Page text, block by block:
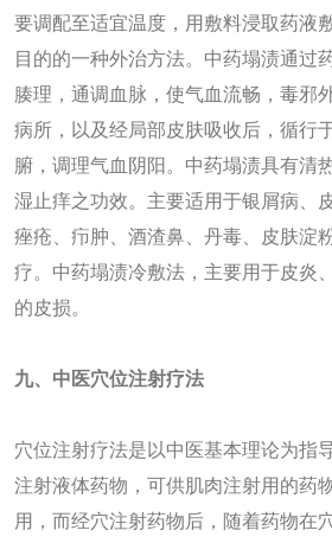
要调配至适宜温度，用敷料浸取药液
目的的一种外治方法。中药塌渍通过
腠理，通调血脉，使气血流畅，毒邪
病所，以及经局部皮肤吸收后，循行
腑，调理气血阴阳。中药塌渍具有清
湿止痒之功效。主要适用于银屑病、
痤疮、疖肿、酒渣鼻、丹毒、皮肤淀
疗。中药塌渍冷敷法，主要用于皮炎
的皮损。
九、中医穴位注射疗法
穴位注射疗法是以中医基本理论为指
注射液体药物，可供肌肉注射用的药
用，而经穴注射药物后，随着药物在